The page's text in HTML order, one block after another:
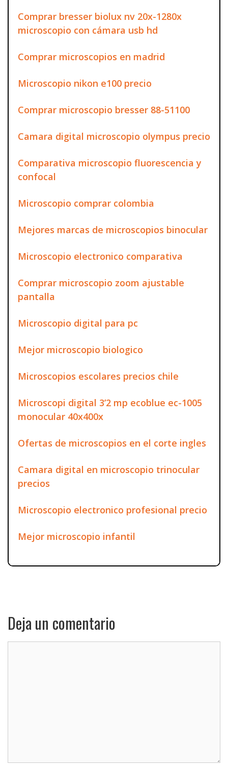
Comprar bresser biolux nv 20x-1280x
microscopio con cámara usb hd
Comprar microscopios en madrid
Microscopio nikon e100 precio
Comprar microscopio bresser 88-51100
Camara digital microscopio olympus precio
Comparativa microscopio fluorescencia y
confocal
Microscopio comprar colombia
Mejores marcas de microscopios binocular
Microscopio electronico comparativa
Comprar microscopio zoom ajustable
pantalla
Microscopio digital para pc
Mejor microscopio biologico
Microscopios escolares precios chile
Microscopi digital 3’2 mp ecoblue ec-1005
monocular 40x400x
Ofertas de microscopios en el corte ingles
Camara digital en microscopio trinocular
precios
Microscopio electronico profesional precio
Mejor microscopio infantil
Deja un comentario